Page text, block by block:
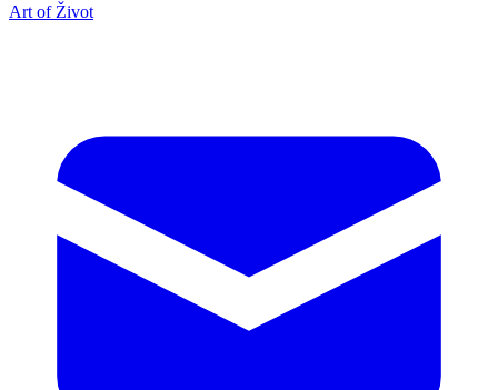
Art of Život